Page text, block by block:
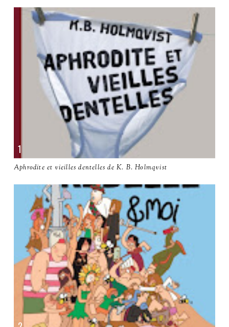
Aphrodite et vieilles dentelles de K. B. Holmqvist